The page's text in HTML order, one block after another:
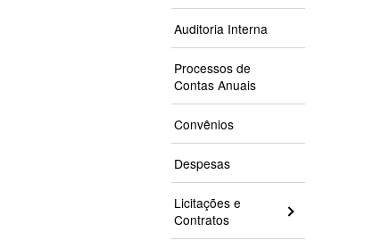
Auditoria Interna
Processos de
Contas Anuais
Convênios
Despesas
Licitações e
Contratos